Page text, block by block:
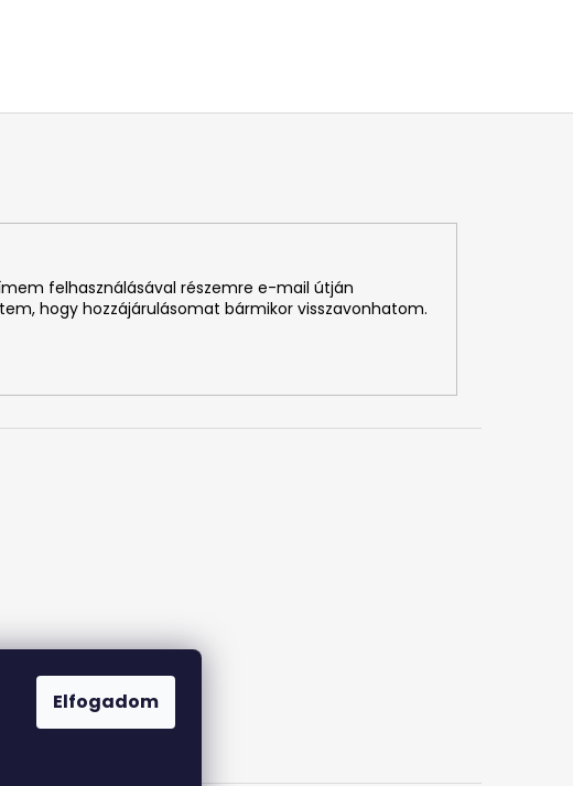
Elfogadom
felhasználásával részemre e-mail útján
hogy hozzájárulásomat bármikor visszavonhatom.